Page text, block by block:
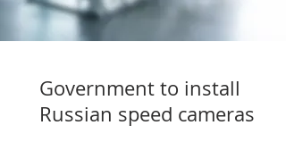
Government to install
Russian speed cameras